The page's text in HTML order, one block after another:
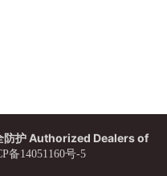
防护 Authorized Dealers of
备14051160号-5